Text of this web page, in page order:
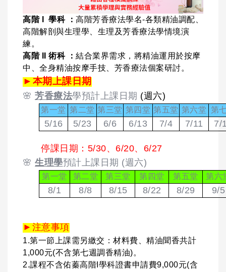
高階 I 學科 ： 高階芳香療法學名-各類精油調配、
高階解剖與生理學、生理及芳香療法學情境演
練。
高階 II 術科 ： 結合業界需求，將精油運用於按摩
中、全身精油按摩手技、芳香療法個案研討。
► 本期上課日期
🌸 芳香療法學預計上課日期 (週六)
第一堂 第二堂 第三堂 第四堂 第五堂 第六堂 第
5/16 5/23 6/6 6/13 7/4 7/11 7/
停課日期：5/30、6/20、6/27
🌸 生理學預計上課日期 (週六)
第一堂 第二堂 第三堂 第四堂 第五堂 第六
8/1 8/8 8/15 8/22 8/29 9/5
►注意事項
1.第一節上課需另繳交：材料費、精油聞香共計
1,000元(不含第七週調香精油)。
2.課程不含佑蓁高階I學科證書申請費9,000元(含